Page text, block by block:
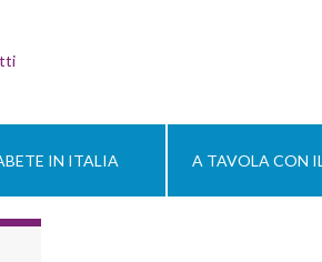
IN ITALIA A TAVOLA CON